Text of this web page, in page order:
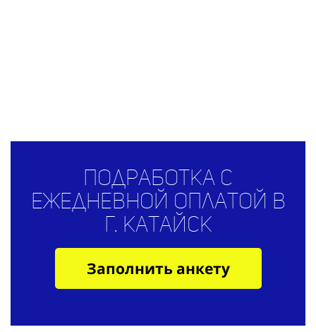
подработка с
ежедневной оплатой в
г. Катайск
Заполнить анкету